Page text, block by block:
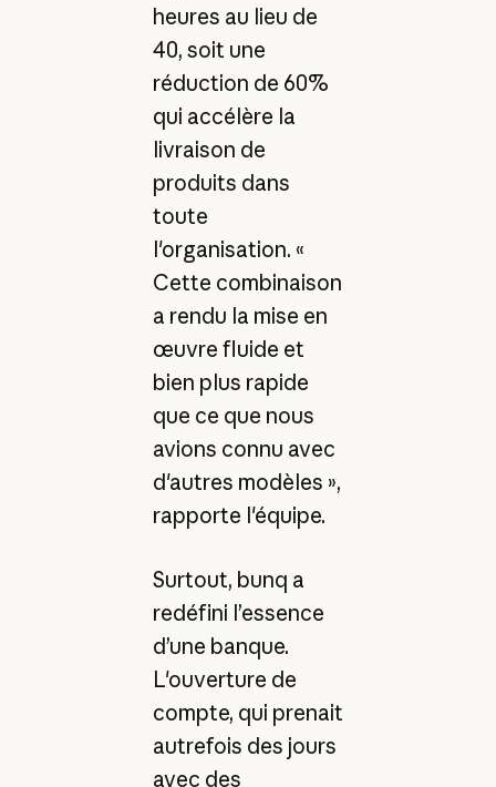
heures au lieu de
40, soit une
réduction de 60%
qui accélère la
livraison de
produits dans
toute
l'organisation. «
Cette combinaison
a rendu la mise en
œuvre fluide et
bien plus rapide
que ce que nous
avions connu avec
d'autres modèles »,
rapporte l'équipe.
Surtout, bunq a
redéfini l’essence
d’une banque.
L'ouverture de
compte, qui prenait
autrefois des jours
avec des